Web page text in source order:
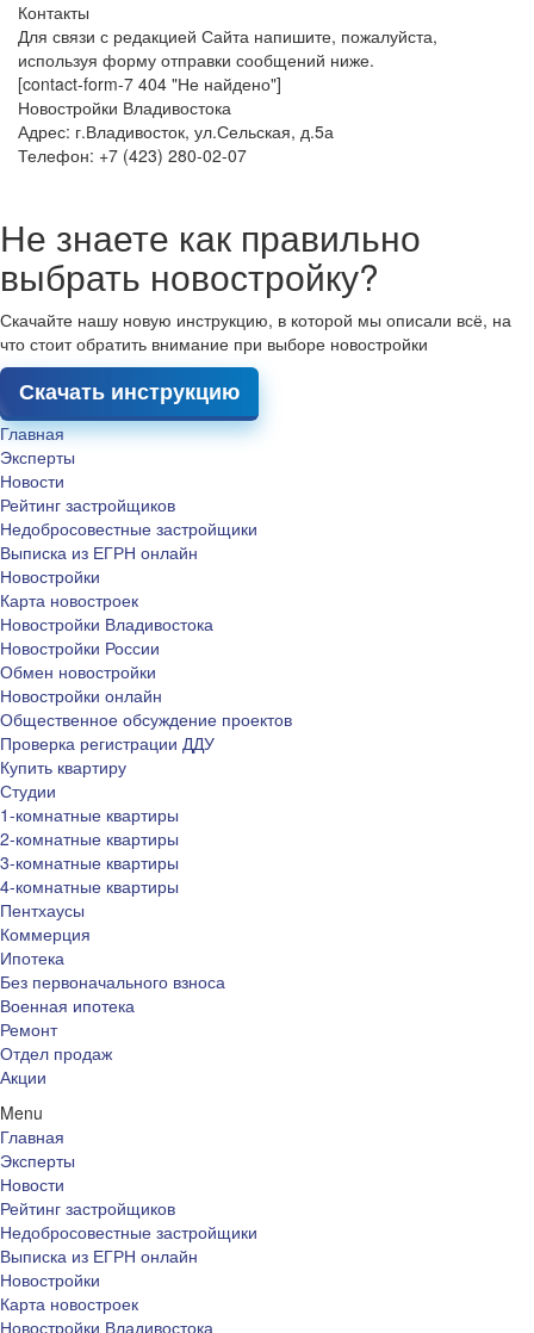
Контакты
Для связи с редакцией Сайта напишите, пожалуйста,
используя форму отправки сообщений ниже.
[contact-form-7 404 "Не найдено"]
Новостройки Владивостока
Адрес: г.Владивосток, ул.Сельская, д.5а
Телефон: +7 (423) 280-02-07
Не знаете как правильно
выбрать новостройку?
Скачайте нашу новую инструкцию, в которой мы описали всё, на
что стоит обратить внимание при выборе новостройки
Скачать инструкцию
Главная
Эксперты
Новости
Рейтинг застройщиков
Недобросовестные застройщики
Выписка из ЕГРН онлайн
Новостройки
Карта новостроек
Новостройки Владивостока
Новостройки России
Обмен новостройки
Новостройки онлайн
Общественное обсуждение проектов
Проверка регистрации ДДУ
Купить квартиру
Студии
1-комнатные квартиры
2-комнатные квартиры
3-комнатные квартиры
4-комнатные квартиры
Пентхаусы
Коммерция
Ипотека
Без первоначального взноса
Военная ипотека
Ремонт
Отдел продаж
Акции
Menu
Главная
Эксперты
Новости
Рейтинг застройщиков
Недобросовестные застройщики
Выписка из ЕГРН онлайн
Новостройки
Карта новостроек
Новостройки Владивостока